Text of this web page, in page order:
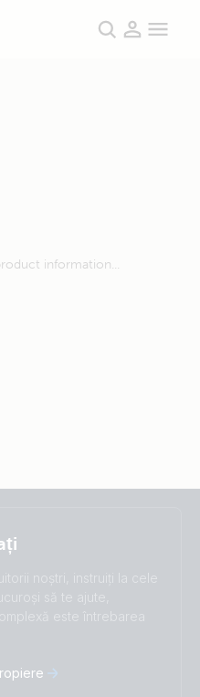
information...
Dansk
English
Norsk
and accept the
noștri, instruiți la cele
să te ajute,
este întrebarea